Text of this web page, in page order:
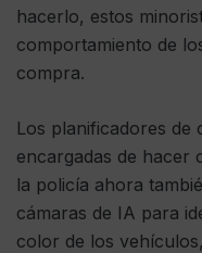
hacerlo, estos
comportamiento de
compra.
Los planificadores de
encargadas de hacer
la policía ahora
cámaras de IA para
color de los